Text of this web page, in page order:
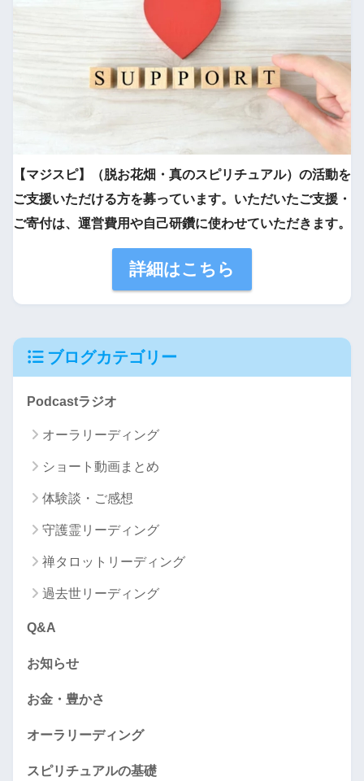
【マジスピ】（脱お花畑・真のスピリチュアル）の活動を
ご支援いただける方を募っています。いただいたご支援・
ご寄付は、運営費用や自己研鑽に使わせていただきます。
詳細はこちら
ブログカテゴリー
Podcastラジオ
オーラリーディング
ショート動画まとめ
体験談・ご感想
守護霊リーディング
禅タロットリーディング
過去世リーディング
Q&A
お知らせ
お金・豊かさ
オーラリーディング
スピリチュアルの基礎